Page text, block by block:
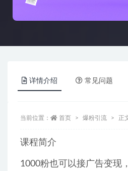
详情介绍 常见问题
当前位置： 首页 爆粉引流 正
课程简介
1000粉也可以接广告变现